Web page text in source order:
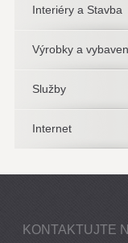
Interiéry a Stavba
Výrobky a
Služby
Internet
KONTAKTUJTE